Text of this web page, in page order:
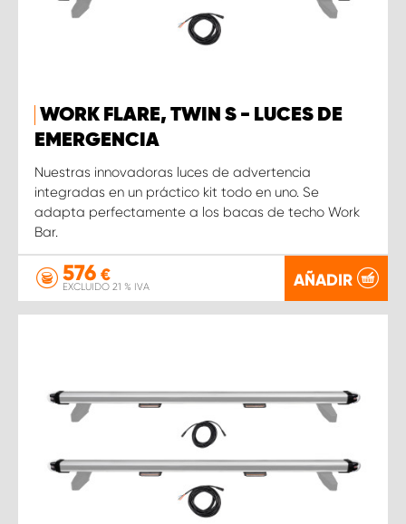
WORK FLARE, TWIN S - LUCES DE
EMERGENCIA
Nuestras innovadoras luces de advertencia
integradas en un práctico kit todo en uno. Se
adapta perfectamente a los bacas de techo Work
Bar.
576 €
EXCLUIDO 21 % IVA AÑADIR